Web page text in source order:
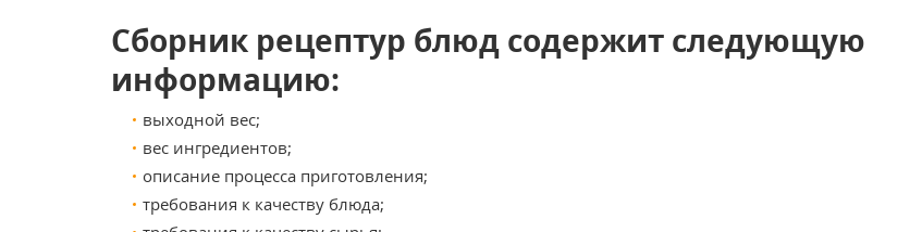
Сборник рецептур блюд содержит следующую
информацию:
выходной вес;
вес ингредиентов;
описание процесса приготовления;
требования к качеству блюда;